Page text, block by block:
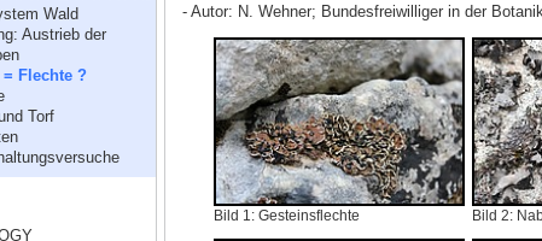
Wald
Austrieb der
= Flechte ?
Torf
- Autor: N. Wehner; Bundesfreiwilliger in der
Bild 1: Gesteinsflechte Bild 2: